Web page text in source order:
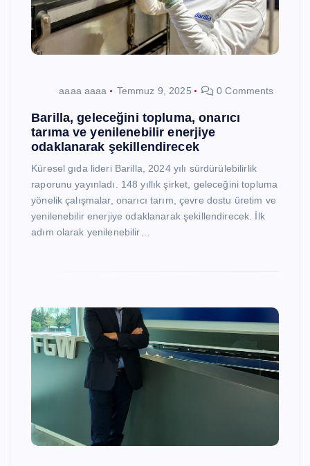
aaaa aaaa Temmuz 9, 2025 0 Comments
Barilla, geleceğini topluma, onarıcı
tarıma ve yenilenebilir enerjiye
odaklanarak şekillendirecek
Küresel gıda lideri Barilla, 2024 yılı sürdürülebilirlik
raporunu yayınladı. 148 yıllık şirket, geleceğini topluma
yönelik çalışmalar, onarıcı tarım, çevre dostu üretim ve
yenilenebilir enerjiye odaklanarak şekillendirecek. İlk
adım olarak yenilenebilir…